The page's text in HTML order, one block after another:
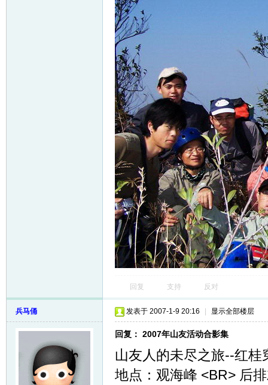
回复 支持 反对
兵马俑 发表于 2007-1-9 20:16 显示全部楼层
回复： 2007年山友活动合影集
山友人的未尽之旅--红
地点：观海峰 <BR> 后